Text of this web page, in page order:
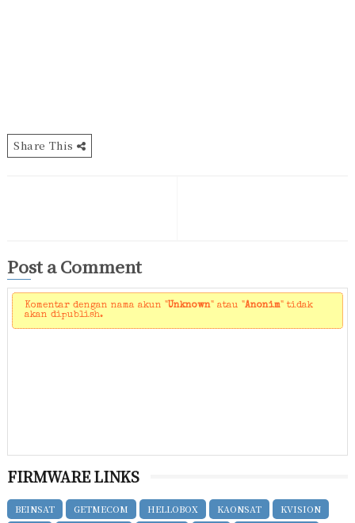
Share This
Post a Comment
Komentar dengan nama akun "Unknown" atau "Anonim" tidak
akan dipublish.
FIRMWARE LINKS
BEINSAT GETMECOM HELLOBOX KAONSAT
KVISION